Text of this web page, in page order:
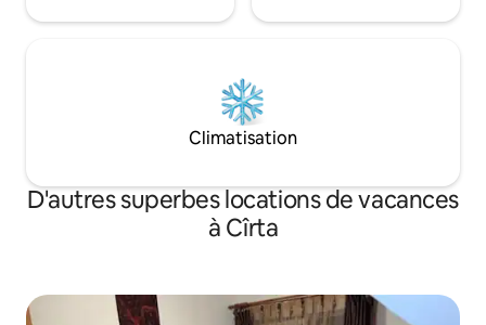
Climatisation
D'autres superbes locations de vacances
à Cîrta